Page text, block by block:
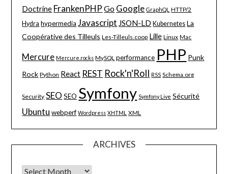
Doctrine FrankenPHP Go Google GraphQL HTTP/2
Hydra hypermedia Javascript JSON-LD Kubernetes La
Coopérative des Tilleuls Les-Tilleuls.coop Lille Linux Mac
Mercure Mercure.rocks MySQL performance PHP Punk
Rock Python React REST Rock'n'Roll RSS Schema.org
Security SEO SEO Symfony Symfony Live Sécurité
Ubuntu webperf Wordpress XHTML XML
ARCHIVES
Archives